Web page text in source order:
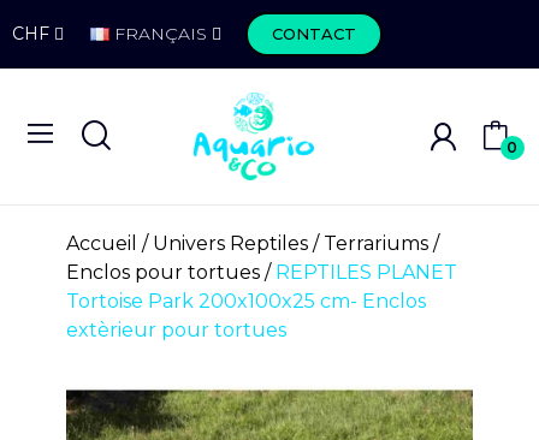
CHF FRANÇAIS CONTACT
0
Accueil Univers Reptiles
Terrariums
Enclos pour tortues
REPTILES PLANET
Tortoise Park 200x100x25 cm- Enclos
extèrieur pour tortues